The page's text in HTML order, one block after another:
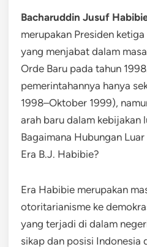
Bacharuddin Jusuf
merupakan Presiden
yang menjabat dalam
Orde Baru pada tahun
pemerintahannya hanya
1998–Oktober 1999),
arah baru dalam kebijakan
Bagaimana Hubungan
Era B.J. Habibie?
Era Habibie merupakan
otoritarianisme ke
yang terjadi di dalam
sikap dan posisi Indonesia